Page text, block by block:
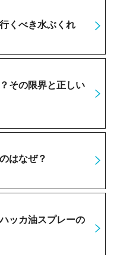
くべき水ぶくれ
その限界と正しい
はなぜ？
ッカ油スプレーの